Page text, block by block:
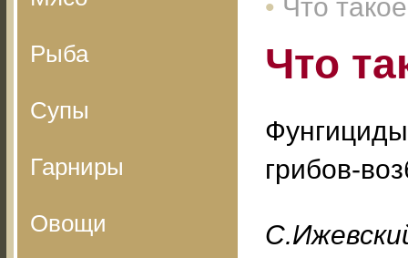
Рыба
Супы
Гарниры
Овощи
• Что
Что
грибов-